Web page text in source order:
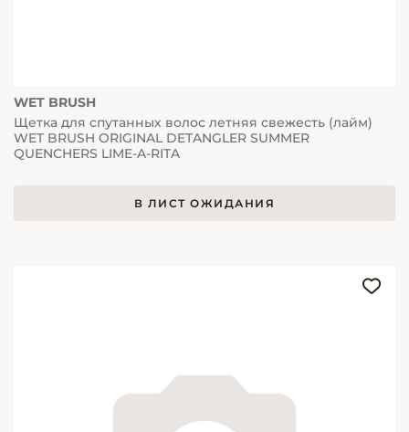
WET BRUSH
Щетка для спутанных волос летняя свежесть (лайм)
WET BRUSH ORIGINAL DETANGLER SUMMER
QUENCHERS LIME-A-RITA
В ЛИСТ ОЖИДАНИЯ